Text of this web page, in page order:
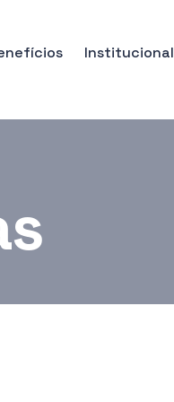
Institucional